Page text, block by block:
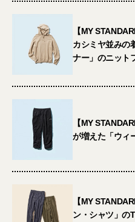
【MY
カシミヤ並みの
ナー」のニット
【MY
が増えた「ウィ
【MY
ン・シャツ」の